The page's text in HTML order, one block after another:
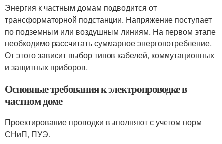
Энергия к частным домам подводится от
трансформаторной подстанции. Напряжение поступает
по подземным или воздушным линиям. На первом этапе
необходимо рассчитать суммарное энергопотребление.
От этого зависит выбор типов кабелей, коммутационных
и защитных приборов.
Основные требования к электропроводке в
частном доме
Проектирование проводки выполняют с учетом норм
СНиП, ПУЭ.